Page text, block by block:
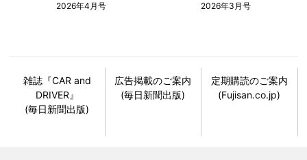
2026年4月号 2026年3月号
雑誌『CAR and
DRIVER』
(毎日新聞出版)
広告掲載のご案内
(毎日新聞出版)
定期購読のご案内
(Fujisan.co.jp)